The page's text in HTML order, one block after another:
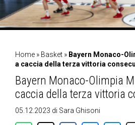
Home » Basket » Bayern Monaco-
a caccia della terza vittoria
Bayern Monaco-Olimpia
caccia della terza vittoria
05.12.2023 di Sara Ghisoni